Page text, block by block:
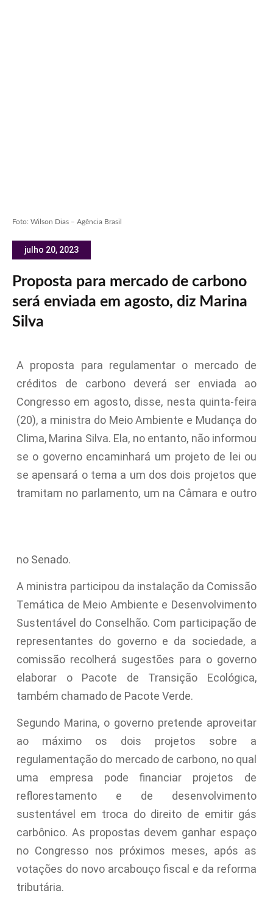
Foto: Wilson Dias – Agência Brasil
julho 20, 2023
Proposta para mercado de carbono
será enviada em agosto, diz Marina
Silva
A proposta para regulamentar o mercado de
créditos de carbono deverá ser enviada ao
Congresso em agosto, disse, nesta quinta-feira
(20), a ministra do Meio Ambiente e Mudança do
Clima, Marina Silva. Ela, no entanto, não informou
se o governo encaminhará um projeto de lei ou
se apensará o tema a um dos dois projetos que
tramitam no parlamento, um na Câmara e outro
no Senado.
A ministra participou da instalação da Comissão
Temática de Meio Ambiente e Desenvolvimento
Sustentável do Conselhão. Com participação de
representantes do governo e da sociedade, a
comissão recolherá sugestões para o governo
elaborar o Pacote de Transição Ecológica,
também chamado de Pacote Verde.
Segundo Marina, o governo pretende aproveitar
ao máximo os dois projetos sobre a
regulamentação do mercado de carbono, no qual
uma empresa pode financiar projetos de
reflorestamento e de desenvolvimento
sustentável em troca do direito de emitir gás
carbônico. As propostas devem ganhar espaço
no Congresso nos próximos meses, após as
votações do novo arcabouço fiscal e da reforma
tributária.